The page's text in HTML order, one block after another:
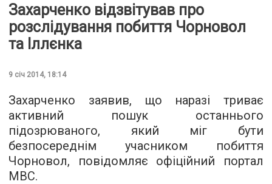
Захарченко відзвітував про
розслідування побиття Чорновол
та Іллєнка
9 січ 2014, 18:14
Захарченко заявив, що наразі триває
активний пошук останнього
підозрюваного, який міг бути
безпосереднім учасником побиття
Чорновол, повідомляє офіційний портал
МВС.